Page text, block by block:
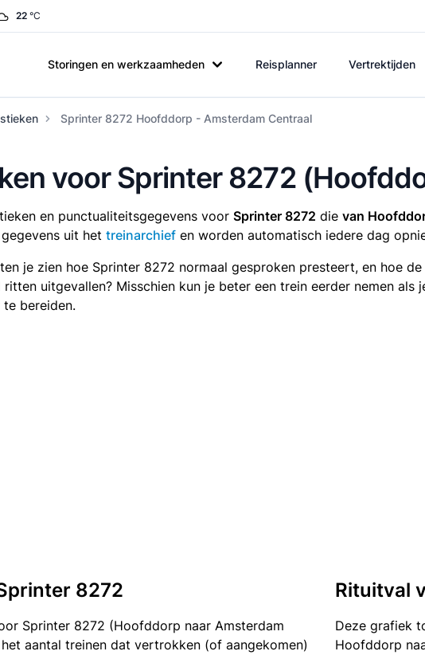
22 °C
Storingen en werkzaamheden Reisplanner Vertrektijden
Sprinter 8272 Hoofddorp - Amsterdam Centraal
voor Sprinter 8272
en punctualiteitsgegevens voor Sprinter 8272 die van
uit het treinarchief en worden automatisch iedere dag
je zien hoe Sprinter 8272 normaal gesproken presteert, en hoe
uitgevallen? Misschien kun je beter een trein eerder nemen
bereiden.
8272
Sprinter 8272 (Hoofddorp naar Amsterdam
aantal treinen dat vertrokken (of aangekomen)
Rituitval
Deze grafiek
Hoofddorp